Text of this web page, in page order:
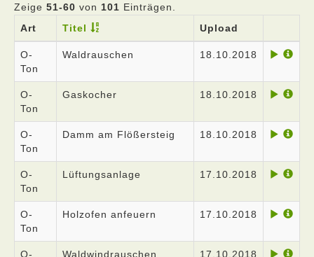
Zeige 51-60 von 101 Einträgen.
Art
Titel Upload
O-
Ton
Waldrauschen 18.10.2018
O-
Ton
Gaskocher 18.10.2018
O-
Ton
Damm am Flößersteig 18.10.2018
O-
Ton
Lüftungsanlage 17.10.2018
O-
Ton
Holzofen anfeuern 17.10.2018
O-
Waldwindrauschen 17.10.2018